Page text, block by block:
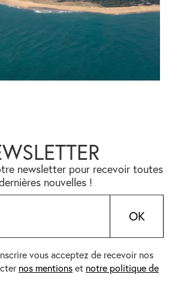
newsletter pour recevoir toutes
nouvelles !
vous acceptez de recevoir nos
nos mentions et notre politique de
OK